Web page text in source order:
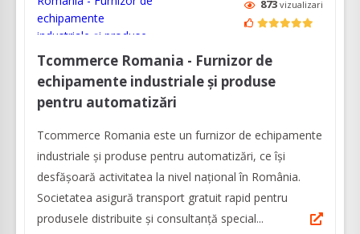
873 vizualizari
Tcommerce Romania - Furnizor de
echipamente industriale și produse
pentru automatizări
Tcommerce Romania este un furnizor de echipamente
industriale și produse pentru automatizări, ce își
desfășoară activitatea la nivel național în România.
Societatea asigură transport gratuit rapid pentru
produsele distribuite și consultanță special...